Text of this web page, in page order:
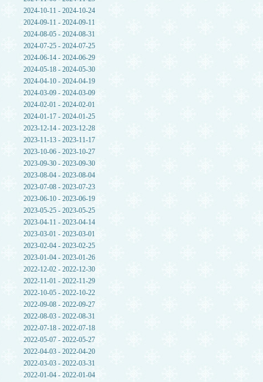
2024-10-11 - 2024-10-24
2024-09-11 - 2024-09-11
2024-08-05 - 2024-08-31
2024-07-25 - 2024-07-25
2024-06-14 - 2024-06-29
2024-05-18 - 2024-05-30
2024-04-10 - 2024-04-19
2024-03-09 - 2024-03-09
2024-02-01 - 2024-02-01
2024-01-17 - 2024-01-25
2023-12-14 - 2023-12-28
2023-11-13 - 2023-11-17
2023-10-06 - 2023-10-27
2023-09-30 - 2023-09-30
2023-08-04 - 2023-08-04
2023-07-08 - 2023-07-23
2023-06-10 - 2023-06-19
2023-05-25 - 2023-05-25
2023-04-11 - 2023-04-14
2023-03-01 - 2023-03-01
2023-02-04 - 2023-02-25
2023-01-04 - 2023-01-26
2022-12-02 - 2022-12-30
2022-11-01 - 2022-11-29
2022-10-05 - 2022-10-22
2022-09-08 - 2022-09-27
2022-08-03 - 2022-08-31
2022-07-18 - 2022-07-18
2022-05-07 - 2022-05-27
2022-04-03 - 2022-04-20
2022-03-03 - 2022-03-31
2022-01-04 - 2022-01-04